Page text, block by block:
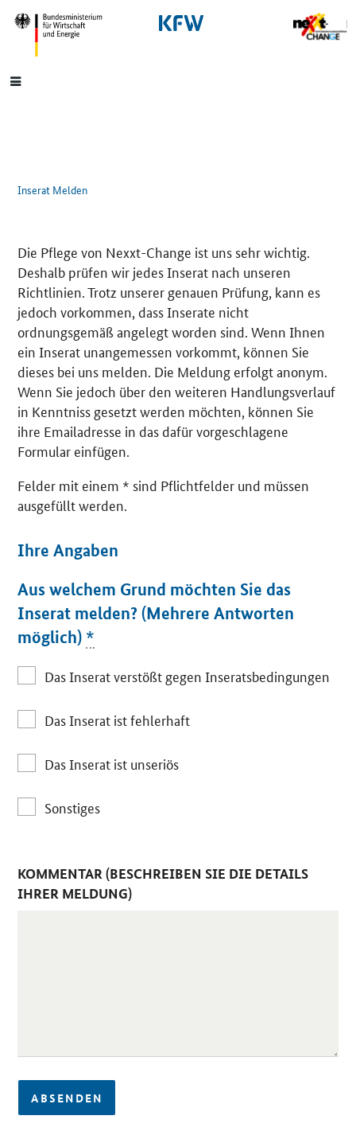
SrOnlyNavigation
Hauptmenü
Inserat Melden
Die Pflege von Nexxt-Change ist uns sehr wichtig.
Deshalb prüfen wir jedes Inserat nach unseren
Richtlinien. Trotz unserer genauen Prüfung, kann es
jedoch vorkommen, dass Inserate nicht
ordnungsgemäß angelegt worden sind. Wenn Ihnen
ein Inserat unangemessen vorkommt, können Sie
dieses bei uns melden. Die Meldung erfolgt anonym.
Wenn Sie jedoch über den weiteren Handlungsverlauf
in Kenntniss gesetzt werden möchten, können Sie
ihre Emailadresse in das dafür vorgeschlagene
Formular einfügen.
Felder mit einem * sind Pflichtfelder und müssen
ausgefüllt werden.
Ihre Angaben
Aus welchem Grund möchten Sie das
Inserat melden? (Mehrere Antworten
möglich) *
Das Inserat verstößt gegen Inseratsbedingungen
Das Inserat ist fehlerhaft
Das Inserat ist unseriös
Sonstiges
KOMMENTAR (BESCHREIBEN SIE DIE DETAILS
IHRER MELDUNG)
ABSENDEN